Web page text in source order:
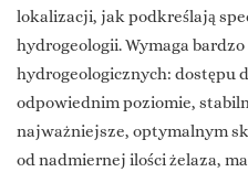
lokalizacji, jak podkreślają
hydrogeologii. Wymaga
hydrogeologicznych: dostępu
odpowiednim poziomie,
najważniejsze, optymalnym
od nadmiernej ilości żelaza,